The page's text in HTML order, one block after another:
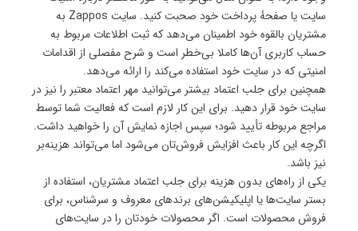
سایت یا صفحهٔ پرداخت خود صحبت کنید. سایت Zappos به
مشتریان بالقوه خود اطمینان می‌دهد که ثبت اطلاعات مربوط به
حساب کاربری آن‌ها کاملا بی‌خطر است و شرح مفصلی از اقدامات
امنیتی که در سایت خود استفاده می‌کند را ارائه می‌دهد.
همچنین برای جلب اعتماد بیشتر می‌توانید مهر اعتماد معتبر را نیز در
سایت خود قرار دهید. برای این کار لازم است که فعالیت شما توسط
مراجع مربوطه تأیید شود؛ سپس اجازه نمایش آن را خواهید داشت.
اگرچه این کار باعث افزایش فروش‌تان می‌شود اما می‌تواند هزینه‌بر
نیز باشد.
یکی از راه‌های بدون هزینه برای جلب اعتماد مشتریان، استفاده از
بستر سایت‌ها یا اپلیکیشن‌های برندهای معروف و سرشناس، برای
فروش محصولات است. اگر محصولات خودتان را در سایت‌های